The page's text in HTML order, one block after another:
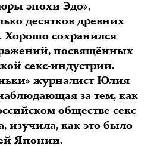
эпохи Эдо»,
десятков древних
Хорошо сохранился
посвящённых
секс-индустрии.
журналист Юлия
за тем, как
обществе секс
изучила, как это было
Японии.